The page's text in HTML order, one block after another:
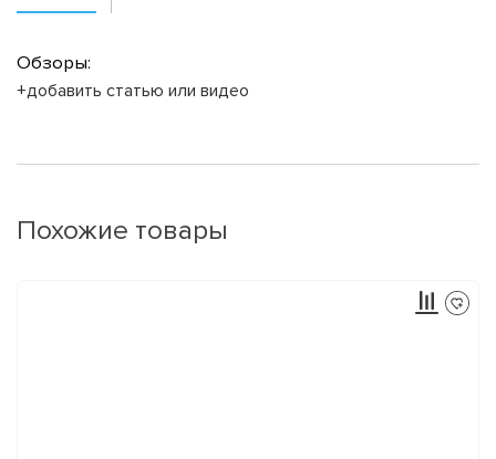
Обзоры:
+добавить статью или видео
Похожие товары